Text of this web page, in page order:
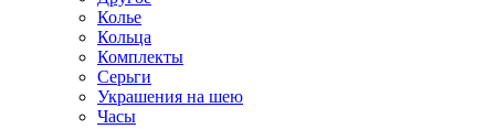
Колье
Кольца
Комплекты
Серьги
Украшения на шею
Часы